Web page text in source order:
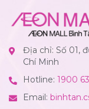
Địa chỉ: Số 01,
Chí Minh
Hotline: 1900
Email: